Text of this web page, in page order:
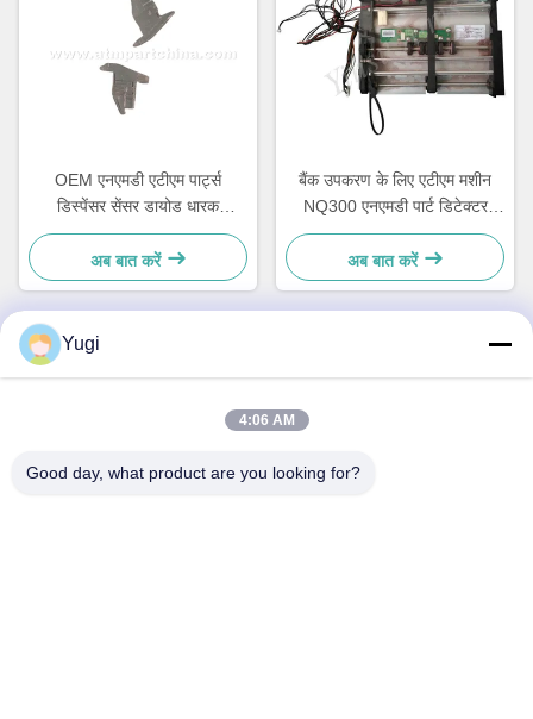
OEM एनएमडी एटीएम पार्ट्स
डिस्पेंसर सेंसर डायोड धारक
A001486
अब बात करें
बैंक उपकरण के लिए एटीएम मशीन
NQ300 एनएमडी पार्ट डिटेक्टर
मॉड्यूल A011263
अब बात करें
कक्ष 502, भवन 5, क्विडे रियल एस्टेट पार्क, नंबर 2-1, Xingye
Yugi
4:06 AM
Good day, what product are you looking for?